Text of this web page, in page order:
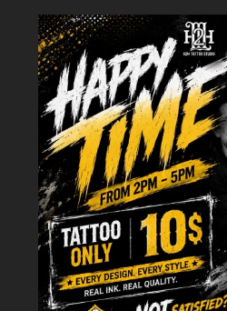
Hình xăm rồng với
Rồng trong sóng biển
Hình ảnh rồng bay lượn giữa những con
thiên nhiên và khả năng vượt qua thử
liên hệ của rồng với thế giới thủy sinh và
sống.